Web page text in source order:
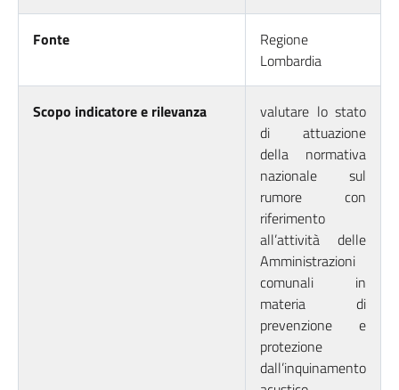
Fonte
Regione
Lombardia
Scopo indicatore e rilevanza
valutare lo stato
di attuazione
della normativa
nazionale sul
rumore con
riferimento
all’attività delle
Amministrazioni
comunali in
materia di
prevenzione e
protezione
dall’inquinamento